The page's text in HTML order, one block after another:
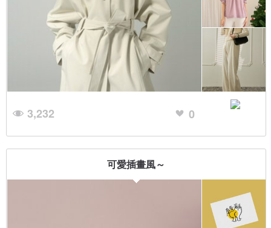
3,232 0
可愛插畫風～